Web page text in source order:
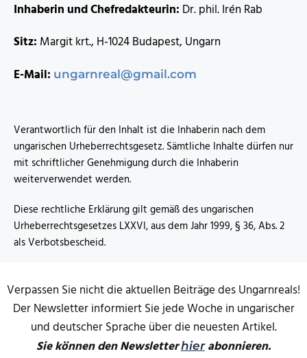
Inhaberin und Chefredakteurin: Dr. phil. Irén Rab
Sitz: Margit krt., H-1024 Budapest, Ungarn
E-Mail: ungarnreal@gmail.com
Verantwortlich für den Inhalt ist die Inhaberin nach dem
ungarischen Urheberrechtsgesetz. Sämtliche Inhalte dürfen nur
mit schriftlicher Genehmigung durch die Inhaberin
weiterverwendet werden.
Diese rechtliche Erklärung gilt gemäß des ungarischen
Urheberrechtsgesetzes LXXVI, aus dem Jahr 1999, § 36, Abs. 2
als Verbotsbescheid.
Verpassen Sie nicht die aktuellen Beiträge des Ungarnreals!
Der Newsletter informiert Sie jede Woche in ungarischer
und deutscher Sprache über die neuesten Artikel.
Sie können den Newsletterhierabonnieren.